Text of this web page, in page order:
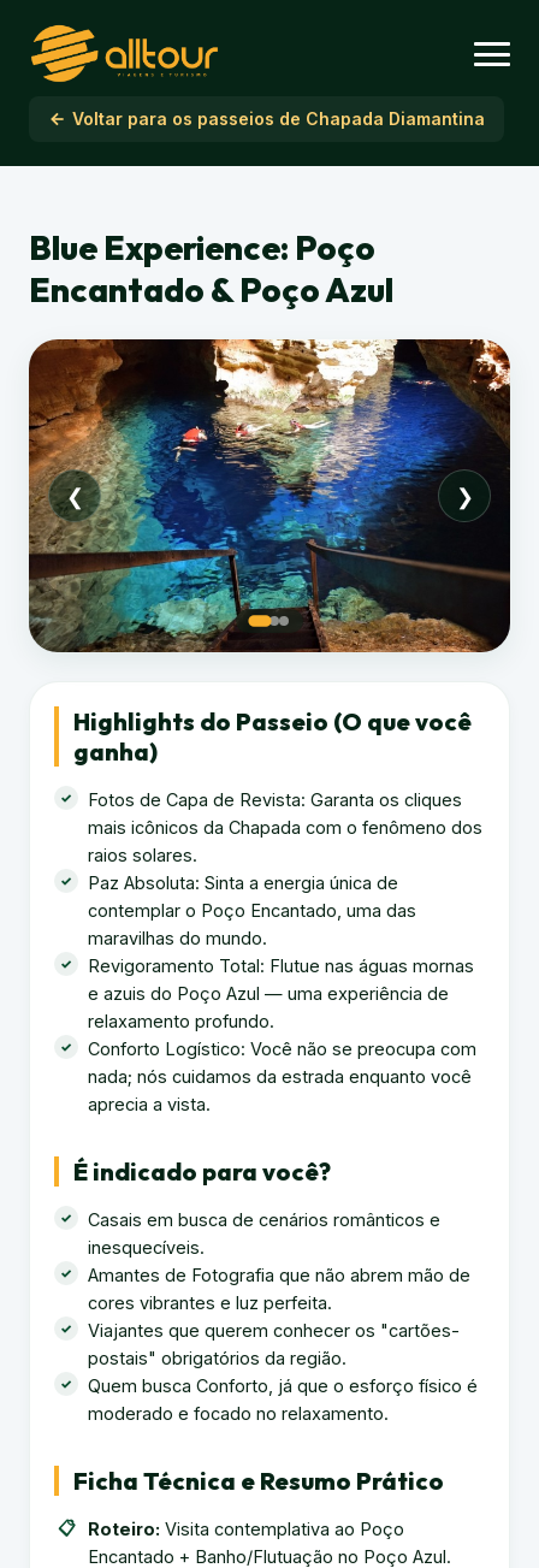
Voltar para os passeios de Chapada Diamantina
Blue Experience: Poço
Encantado & Poço Azul
❮ ❯
Highlights do Passeio (O que você
ganha)
Fotos de Capa de Revista: Garanta os cliques
mais icônicos da Chapada com o fenômeno dos
raios solares.
Paz Absoluta: Sinta a energia única de
contemplar o Poço Encantado, uma das
maravilhas do mundo.
Revigoramento Total: Flutue nas águas mornas
e azuis do Poço Azul — uma experiência de
relaxamento profundo.
Conforto Logístico: Você não se preocupa com
nada; nós cuidamos da estrada enquanto você
aprecia a vista.
É indicado para você?
Casais em busca de cenários românticos e
inesquecíveis.
Amantes de Fotografia que não abrem mão de
cores vibrantes e luz perfeita.
Viajantes que querem conhecer os "cartões-
postais" obrigatórios da região.
Quem busca Conforto, já que o esforço físico é
moderado e focado no relaxamento.
Ficha Técnica e Resumo Prático
Roteiro: Visita contemplativa ao Poço
Encantado + Banho/Flutuação no Poço Azul.